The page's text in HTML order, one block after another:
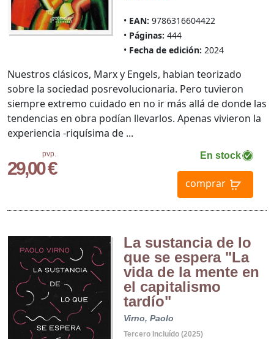
EAN: 9786316604422
Páginas: 444
Fecha de edición: 2024
pvp.
29,00 €
En stock
comprar
Nuestros clásicos, Marx y Engels, habian teorizado
sobre la sociedad posrevolucionaria. Pero tuvieron
siempre extremo cuidado en no ir más allá de donde las
tendencias en obra podían llevarlos. Apenas vivieron la
experiencia -riquísima de ...
La sustancia de lo
que se espera "La
vida de la mente en
el capitalismo
tardío"
Virno, Paolo
Tercero Incluído (2025)